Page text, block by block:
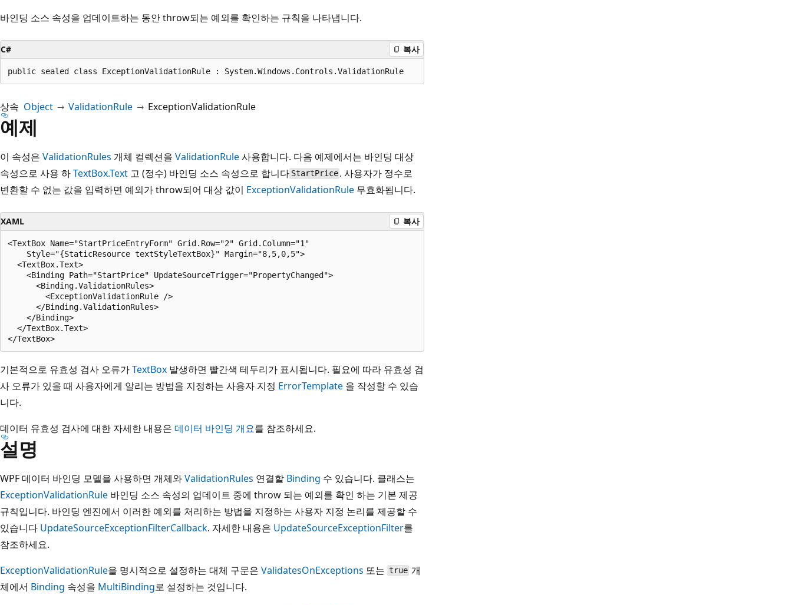
바인딩 소스 속성을 업데이트하는 동안 throw되는 예외를 확인하는 규칙을 나타냅니다.
C# 복사
public sealed class ExceptionValidationRule : System.Windows.Controls.ValidationRule
상속 Object ValidationRule ExceptionValidationRule
예제
이 속성은 ValidationRules 개체 컬렉션을 ValidationRule사용합니다. 다음 예제에서는 바인딩 대상
속성으로 사용 하TextBox.Text 고 (정수) 바인딩 소스 속성으로 합니다 StartPrice . 사용자가 정수로
변환할 수 없는 값을 입력하면 예외가 throw되어 대상 값이 ExceptionValidationRule 무효화됩니다.
XAML 복사
<TextBox Name="StartPriceEntryForm" Grid.Row="2" Grid.Column="1"
    Style="{StaticResource textStyleTextBox}" Margin="8,5,0,5">
  <TextBox.Text>
    <Binding Path="StartPrice" UpdateSourceTrigger="PropertyChanged">
      <Binding.ValidationRules>
        <ExceptionValidationRule />
      </Binding.ValidationRules>
    </Binding>
  </TextBox.Text>
기본적으로 유효성 검사 오류가TextBox 발생하면 빨간색 테두리가 표시됩니다. 필요에 따라 유효성 검
사 오류가 있을 때 사용자에게 알리는 방법을 지정하는 사용자 지정 ErrorTemplate 을 작성할 수 있습
니다.
데이터 유효성 검사에 대한 자세한 내용은 데이터 바인딩 개요를 참조하세요.
설명
WPF 데이터 바인딩 모델을 사용하면 개체와ValidationRules 연결할 Binding 수 있습니다. 클래스는
ExceptionValidationRule 바인딩 소스 속성의 업데이트 중에 throw 되는 예외를 확인 하는 기본 제공
규칙입니다. 바인딩 엔진에서 이러한 예외를 처리하는 방법을 지정하는 사용자 지정 논리를 제공할 수
있습니다 UpdateSourceExceptionFilterCallback. 자세한 내용은 UpdateSourceExceptionFilter를
참조하세요.
ExceptionValidationRule을 명시적으로 설정하는 대체 구문은 ValidatesOnExceptions 또는 true 개
체에서 Binding 속성을 MultiBinding로 설정하는 것입니다.